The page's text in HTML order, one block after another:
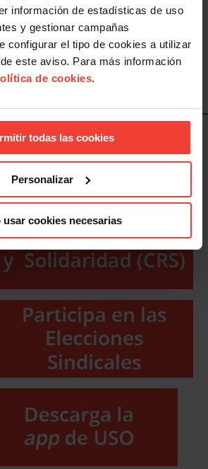
información de estadísticas de uso
y gestionar campañas
configurar el tipo de cookies a utilizar
este aviso. Para más información
de cookies.
todas las cookies
Personalizar
usar cookies necesarias